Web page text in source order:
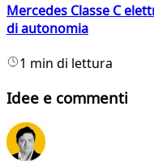
Mercedes Classe C
di autonomia
1 min di lettura
Idee e commenti